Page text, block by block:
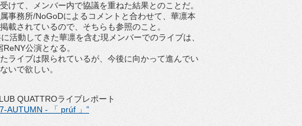
けて、メンバー内で協議を重ねた結果とのことだ。
事務所/NoGoDによるコメントと合わせて、華凛本
載されているので、そちらも参照のこと。
活動してきた華凛を含む現メンバーでのライブは、
公演となる。
ライブは限られているが、今後に向かって進んでい
いで欲しい。
QUATTROライブレポート
AUTUMN - 「 prúf 」”